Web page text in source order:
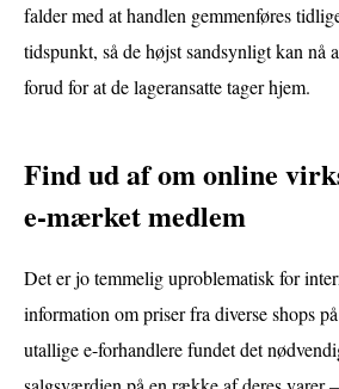
falder med at handlen gemmenføres
tidspunkt, så de højst sandsynligt kan nå
forud for at de lageransatte tager hjem.
Find ud af om online
e-mærket medlem
Det er jo temmelig uproblematisk for
information om priser fra diverse shops
utallige e-forhandlere fundet det